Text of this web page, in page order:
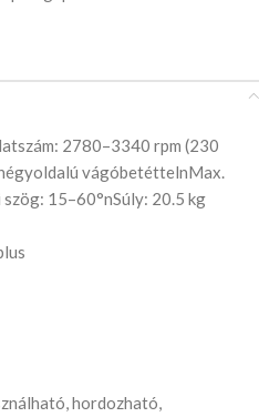
2780–3340 rpm (230
vágóbetéttelnMax.
15–60°nSúly: 20.5 kg
hordozható,